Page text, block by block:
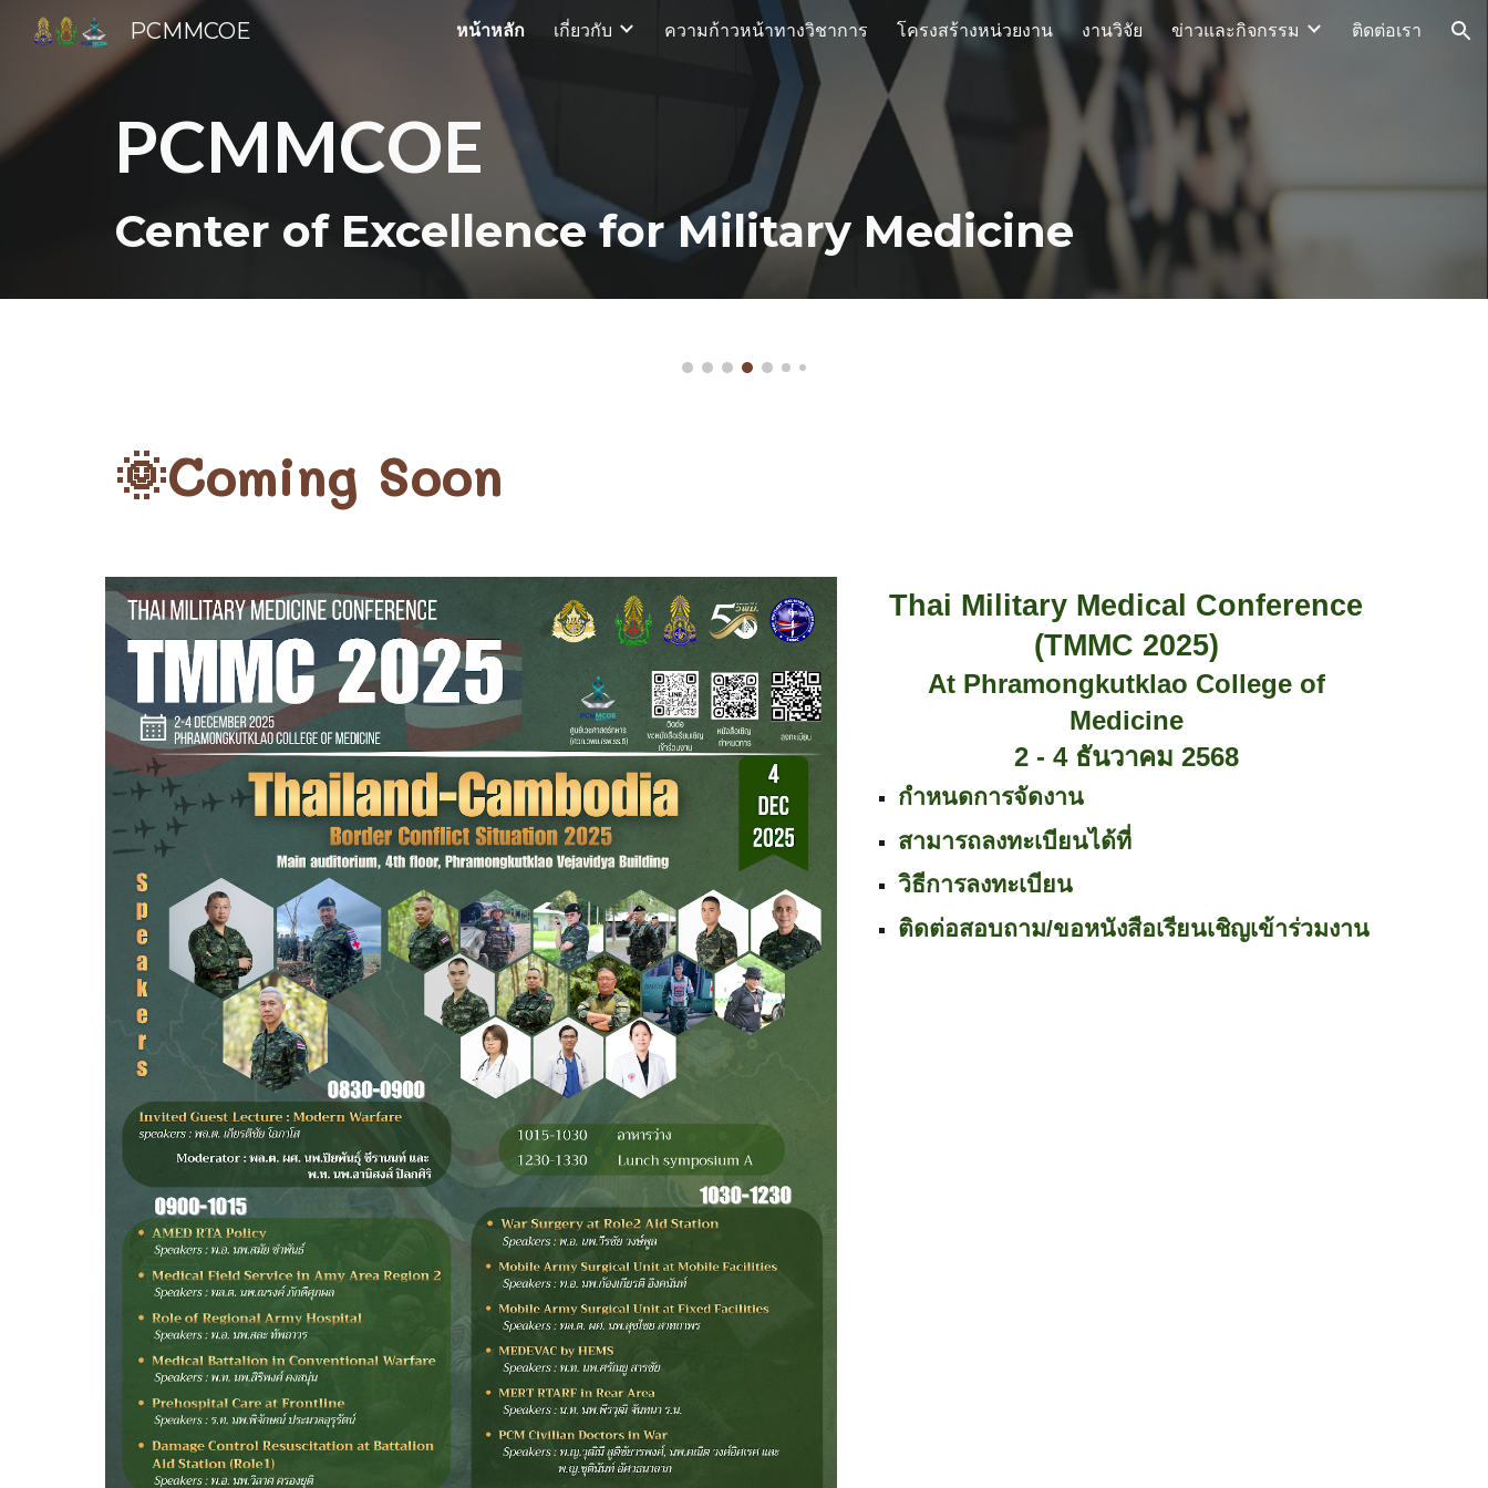
Skip to main content Skip to navigation
PCMMCOE หน้าหลัก เกี่ยวกับ ความก้าวหน้าทางวิชาการ โครงสร้างหน่วยงาน งานวิจัย ข่าวและกิจกรรม ติดต่อเรา
PCMMCOE
Center of Excellence for Military Medicine
🌞Coming Soon
Thai Military Medical Conference
(TMMC 2025)
At Phramongkutklao College of
Medicine
2 - 4 ธันวาคม 2568
กำหนดการจัดงาน
สามารถลงทะเบียนได้ที่
วิธีการลงทะเบียน
ติดต่อสอบถาม/ขอหนังสือเรียนเชิญเข้าร่วมงาน